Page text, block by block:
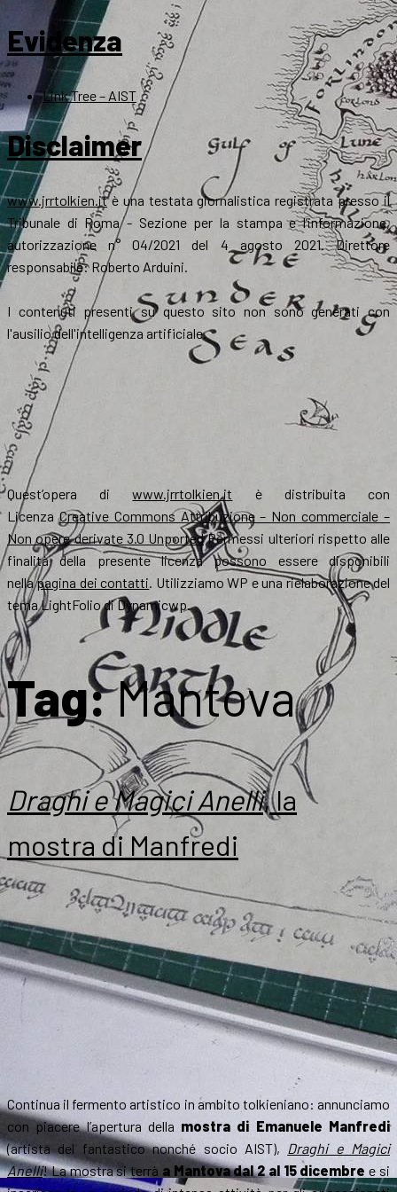
Evidenza
Link Tree – AIST
Disclaimer
www.jrrtolkien.itè una testata giornalistica registrata presso il
Tribunale di Roma - Sezione per la stampa e l’informazione,
autorizzazione n° 04/2021 del 4 agosto 2021. Direttore
responsabile: Roberto Arduini.
I contenuti presenti su questo sito non sono generati con
l'ausilio dell'intelligenza artificiale.
Quest’opera diwww.jrrtolkien.it è distribuita con
LicenzaCreative Commons Attribuzione – Non commerciale –
Non opere derivate 3.0 UnportedPermessi ulteriori rispetto alle
finalità della presente licenza possono essere disponibili
nellapagina dei contatti. Utilizziamo WP e una rielaborazione del
tema LightFolio di Dynamicwp.
Tag:Mantova
Draghi e Magici Anelli, la
mostra di Manfredi
Continua il fermento artistico in ambito tolkieniano: annunciamo
con piacere l’apertura della mostra di Emanuele Manfredi
(artista del fantastico nonché socio AIST), Draghi e Magici
Anelli! La mostra si terrà a Mantova dal 2 al 15 dicembre e si